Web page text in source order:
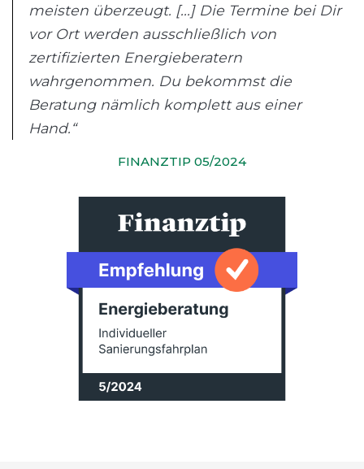
meisten überzeugt. [...] Die Termine bei Dir
vor Ort werden ausschließlich von
zertifizierten Energieberatern
wahrgenommen. Du bekommst die
Beratung nämlich komplett aus einer
Hand.“
FINANZTIP 05/2024